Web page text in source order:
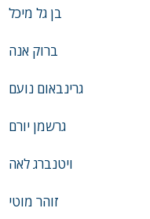
בן גל מיכל
ברוק אנה
גרינבאום נועם
גרשמן יורם
ויטנברג לאה
זוהר מוטי